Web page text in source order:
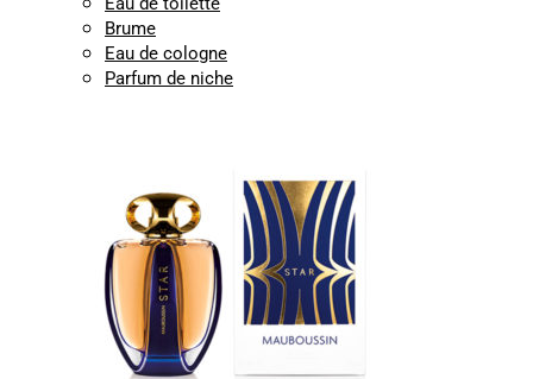
Brume
Eau de cologne
Parfum de niche